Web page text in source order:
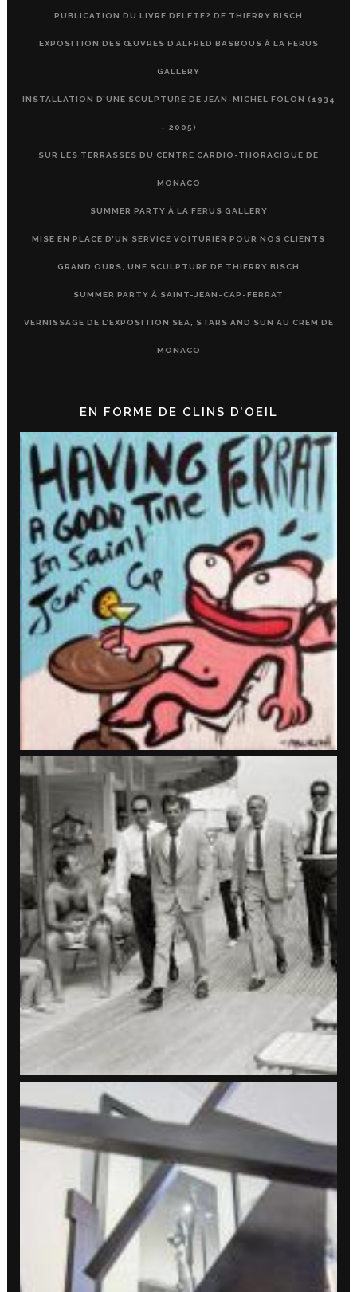
PUBLICATION DU LIVRE DELETE? DE THIERRY BISCH
EXPOSITION DES ŒUVRES D’ALFRED BASBOUS À LA FERUS
GALLERY
INSTALLATION D’UNE SCULPTURE DE JEAN-MICHEL FOLON (1934
– 2005)
SUR LES TERRASSES DU CENTRE CARDIO-THORACIQUE DE
MONACO
SUMMER PARTY À LA FERUS GALLERY
MISE EN PLACE D’UN SERVICE VOITURIER POUR NOS CLIENTS
GRAND OURS, UNE SCULPTURE DE THIERRY BISCH
SUMMER PARTY À SAINT-JEAN-CAP-FERRAT
VERNISSAGE DE L’EXPOSITION SEA, STARS AND SUN AU CREM DE
MONACO
EN FORME DE CLINS D’OEIL